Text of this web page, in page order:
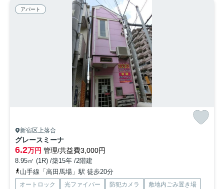
アパート
新宿区上落合
グレースミーナ
6.2万円 管理/共益費3,000円
8.95㎡ (1R) /築15年 /2階建
山手線「高田馬場」駅 徒歩20分
オートロック 光ファイバー 防犯カメラ
敷地内ごみ置き場